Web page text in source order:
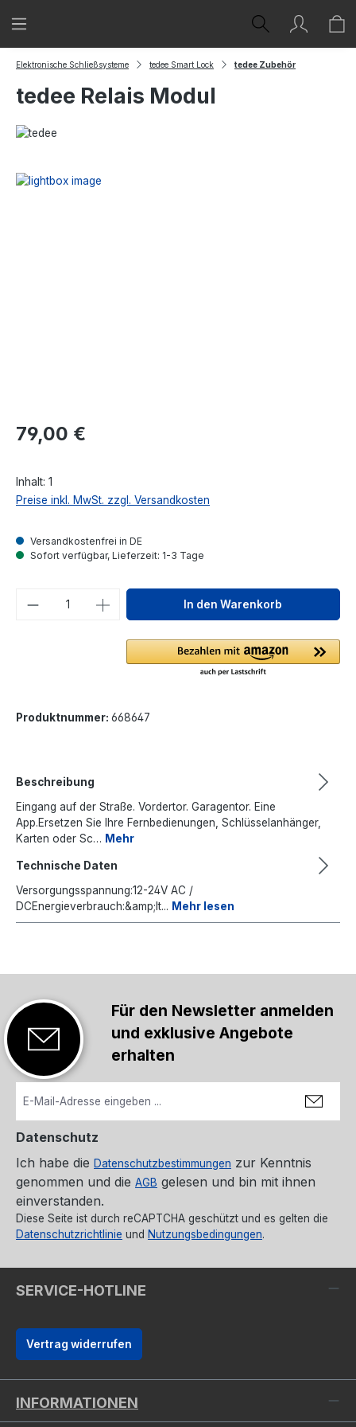
Zum Hauptinhalt springen
Elektronische Schließsysteme tedee Smart Lock tedee Zubehör
tedee Relais Modul
Regulärer Preis:
79,00 €
Inhalt: 1
Preise inkl. MwSt. zzgl. Versandkosten
Versandkostenfrei in DE
Sofort verfügbar, Lieferzeit: 1-3 Tage
Produkt Anzahl: Gib denIn den Warenkorb
Produktnummer: 668647
Beschreibung
Eingang auf der Straße. Vordertor. Garagentor. Eine
App.Ersetzen Sie Ihre Fernbedienungen, Schlüsselanhänger,
Karten oder Sc… Mehr
Technische Daten
Versorgungsspannung:12-24V AC /
DCEnergieverbrauch:&amp;lt... Mehr lesen
Für den Newsletter anmelden
und exklusive Angebote
erhalten
Datenschutz
Ich habe die Datenschutzbestimmungen zur Kenntnis
genommen und die AGB gelesen und bin mit ihnen
einverstanden.
Diese Seite ist durch reCAPTCHA geschützt und es gelten die
Datenschutzrichtlinie und Nutzungsbedingungen.
SERVICE-HOTLINE
Vertrag widerrufen
INFORMATIONEN